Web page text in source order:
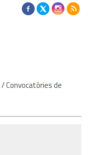
/Convocatòries de